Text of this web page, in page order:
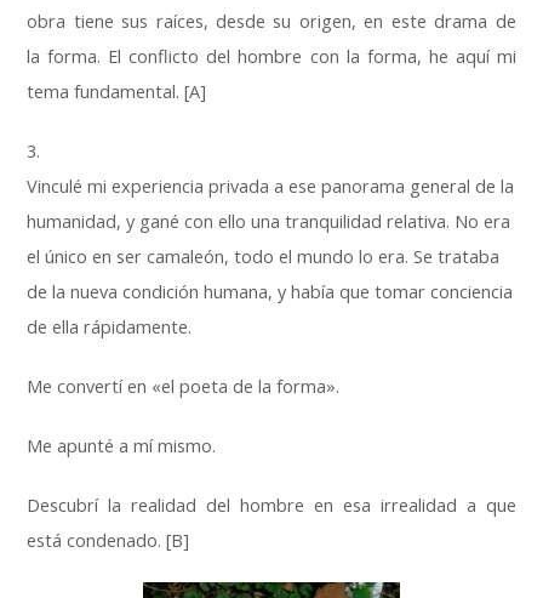
obra tiene sus raíces, desde su origen, en este drama de
la forma. El conflicto del hombre con la forma, he aquí mi
tema fundamental. [A]
3.
Vinculé mi experiencia privada a ese panorama general de la
humanidad, y gané con ello una tranquilidad relativa. No era
el único en ser camaleón, todo el mundo lo era. Se trataba
de la nueva condición humana, y había que tomar conciencia
de ella rápidamente.
Me convertí en «el poeta de la forma».
Me apunté a mí mismo.
Descubrí la realidad del hombre en esa irrealidad a que
está condenado. [B]